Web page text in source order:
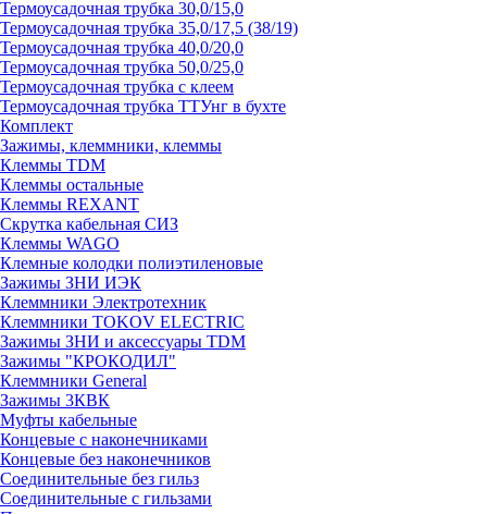
Термоусадочная трубка 30,0/15,0
Термоусадочная трубка 35,0/17,5 (38/19)
Термоусадочная трубка 40,0/20,0
Термоусадочная трубка 50,0/25,0
Термоусадочная трубка с клеем
Термоусадочная трубка ТТУнг в бухте
Комплект
Зажимы, клеммники, клеммы
Клеммы TDM
Клеммы остальные
Клеммы REXANT
Скрутка кабельная СИЗ
Клеммы WAGO
Клемные колодки полиэтиленовые
Зажимы ЗНИ ИЭК
Клеммники Электротехник
Клеммники TOKOV ELECTRIC
Зажимы ЗНИ и аксессуары TDM
Зажимы "КРОКОДИЛ"
Клеммники General
Зажимы 3КВК
Муфты кабельные
Концевые с наконечниками
Концевые без наконечников
Соединительные без гильз
Соединительные с гильзами